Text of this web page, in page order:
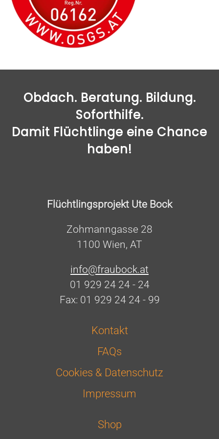
Obdach. Beratung. Bildung.
Soforthilfe.
Damit Flüchtlinge eine Chance
haben!
Flüchtlingsprojekt Ute Bock
Zohmanngasse 28
1100 Wien, AT
info@fraubock.at
01 929 24 24 - 24
Fax: 01 929 24 24 - 99
Kontakt
FAQs
Cookies & Datenschutz
Impressum
Shop